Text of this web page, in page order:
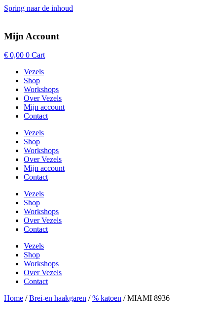
Spring naar de inhoud
Mijn Account
€ 0,00 0 Cart
Vezels
Shop
Workshops
Over Vezels
Mijn account
Contact
Vezels
Shop
Workshops
Over Vezels
Mijn account
Contact
Vezels
Shop
Workshops
Over Vezels
Contact
Vezels
Shop
Workshops
Over Vezels
Contact
Home /Brei-en haakgaren /% katoen / MIAMI 8936